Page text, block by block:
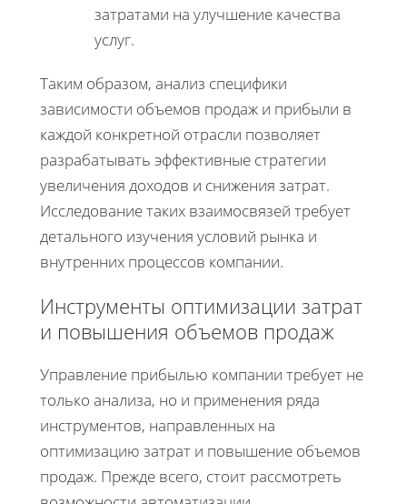
затратами на улучшение качества
услуг.
Таким образом, анализ специфики
зависимости объемов продаж и прибыли в
каждой конкретной отрасли позволяет
разрабатывать эффективные стратегии
увеличения доходов и снижения затрат.
Исследование таких взаимосвязей требует
детального изучения условий рынка и
внутренних процессов компании.
Инструменты оптимизации затрат
и повышения объемов продаж
Управление прибылью компании требует не
только анализа, но и применения ряда
инструментов, направленных на
оптимизацию затрат и повышение объемов
продаж. Прежде всего, стоит рассмотреть